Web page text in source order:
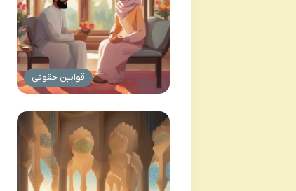
قوانین حقوقی